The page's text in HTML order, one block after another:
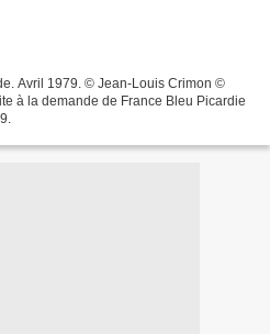
Avril 1979. © Jean-Louis Crimon ©
à la demande de France Bleu Picardie